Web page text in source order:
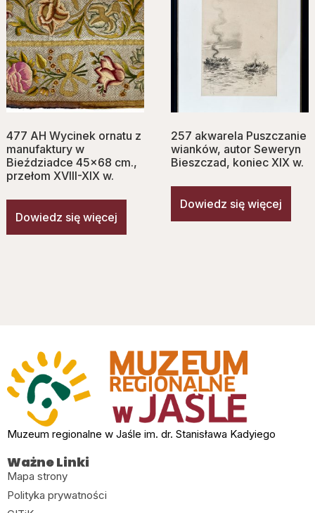
477 AH Wycinek ornatu z
manufaktury w
Bieździadce 45×68 cm.,
przełom XVIII-XIX w.
Dowiedz się więcej
257 akwarela Puszczanie
wianków, autor Seweryn
Bieszczad, koniec XIX w.
Dowiedz się więcej
Muzeum regionalne w Jaśle im. dr. Stanisława Kadyiego
Ważne Linki
Mapa strony
Polityka prywatności